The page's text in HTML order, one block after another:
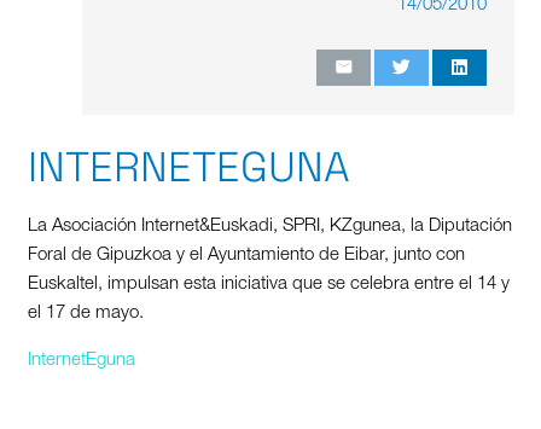
14/05/2010
INTERNETEGUNA
La Asociación Internet&Euskadi, SPRI, KZgunea, la Diputación
Foral de Gipuzkoa y el Ayuntamiento de Eibar, junto con
Euskaltel, impulsan esta iniciativa que se celebra entre el 14 y
el 17 de mayo.
InternetEguna